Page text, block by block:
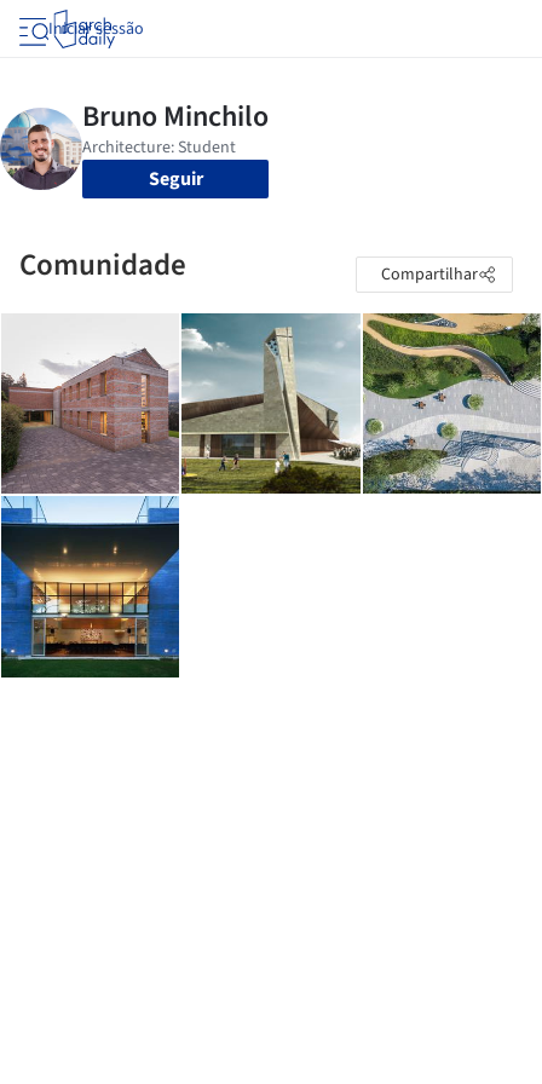
Iniciar sessão
Seguir
Comunidade Compartilhar